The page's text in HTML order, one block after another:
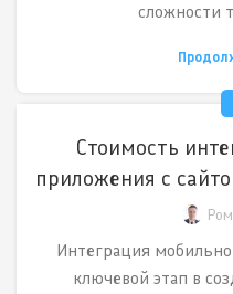
сложности
Стоимость
приложения с
Интеграция
ключевой этап в